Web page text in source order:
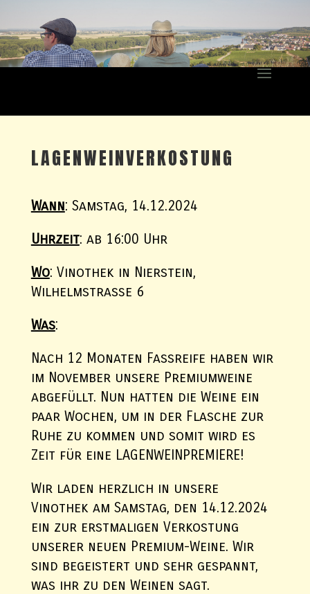
LAGENWEINVERKOSTUNG
Wann: Samstag, 14.12.2024
Uhrzeit: ab 16:00 Uhr
Wo: Vinothek in Nierstein,
Wilhelmstraße 6
Was:
Nach 12 Monaten Fassreife haben wir
im November unsere Premiumweine
abgefüllt. Nun hatten die Weine ein
paar Wochen, um in der Flasche zur
Ruhe zu kommen und somit wird es
Zeit für eine LAGENWEINPREMIERE!
Wir laden herzlich in unsere
Vinothek am Samstag, den 14.12.2024
ein zur erstmaligen Verkostung
unserer neuen Premium-Weine. Wir
sind begeistert und sehr gespannt,
was ihr zu den Weinen sagt.